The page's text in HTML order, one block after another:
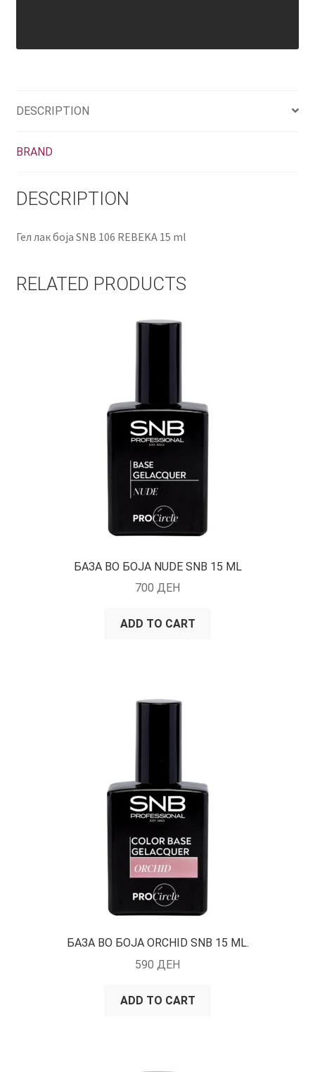
DESCRIPTION
BRAND
DESCRIPTION
Гел лак боја SNB 106 REBEKA 15 ml
RELATED PRODUCTS
БАЗА ВО БОЈА NUDE SNB 15 ML
700 ДЕН
ADD TO CART
БАЗА ВО БОЈА ORCHID SNB 15 ML.
590 ДЕН
ADD TO CART